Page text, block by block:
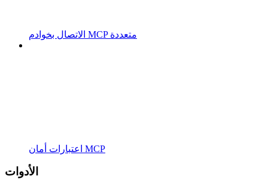
الاتصال بخوادم MCP متعددة
اعتبارات أمان MCP
الأدوات